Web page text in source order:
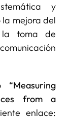
y
mejora del
la toma de
“Measuring
from a
enlace: